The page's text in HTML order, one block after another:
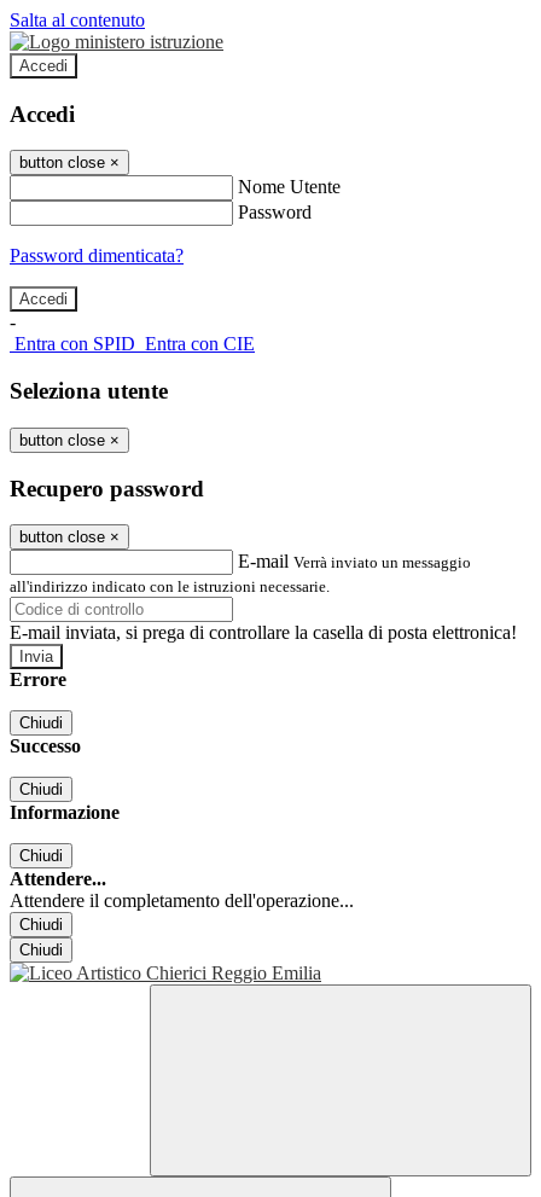
Salta al contenuto
Accedi
Accedi
button close ×
Nome Utente
Password
Password dimenticata?
-
Entra con SPID Entra con CIE
Seleziona utente
button close ×
Recupero password
button close ×
E-mail Verrà inviato un messaggio
all'indirizzo indicato con le istruzioni necessarie.
E-mail inviata, si prega di controllare la casella di posta elettronica!
Errore
Chiudi
Successo
Chiudi
Informazione
Chiudi
Attendere...
Attendere il completamento dell'operazione...
Chiudi
Chiudi